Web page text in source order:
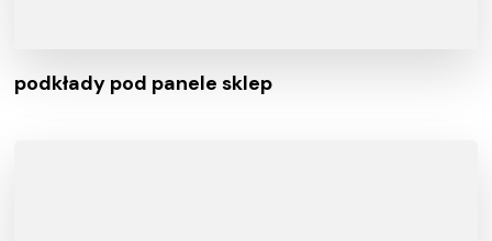
podkłady pod panele sklep